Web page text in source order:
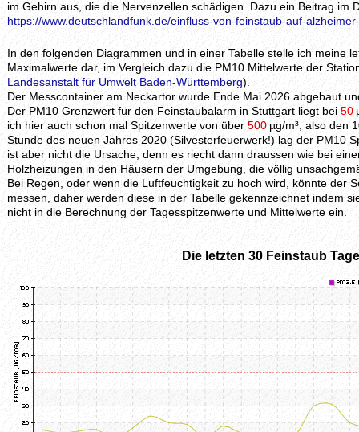
im Gehirn aus, die die Nervenzellen schädigen. Dazu ein Beitrag im
https://www.deutschlandfunk.de/einfluss-von-feinstaub-auf-
In den folgenden Diagrammen und in einer Tabelle stelle ich meine
Maximalwerte dar, im Vergleich dazu die PM10 Mittelwerte der
Landesanstalt für Umwelt Baden-Württemberg).
Der Messcontainer am Neckartor wurde Ende Mai 2026 abgebaut
Der PM10 Grenzwert für den Feinstaubalarm in Stuttgart liegt bei 50
ich hier auch schon mal Spitzenwerte von über 500 µg/m³, also den
Stunde des neuen Jahres 2020 (Silvesterfeuerwerk!) lag der PM10
ist aber nicht die Ursache, denn es riecht dann draussen wie bei
Holzheizungen in den Häusern der Umgebung, die völlig
Bei Regen, oder wenn die Luftfeuchtigkeit zu hoch wird, könnte der
messen, daher werden diese in der Tabelle gekennzeichnet indem
nicht in die Berechnung der Tagesspitzenwerte und Mittelwerte ein.
Die letzten 30 Feinstaub